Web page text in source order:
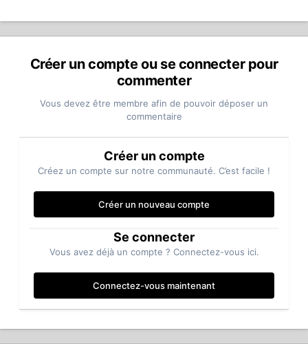
Créer un compte ou se connecter pour
commenter
Vous devez être membre afin de pouvoir déposer un
commentaire
Créer un compte
Créez un compte sur notre communauté. C’est facile !
Créer un nouveau compte
Se connecter
Vous avez déjà un compte ? Connectez-vous ici.
Connectez-vous maintenant